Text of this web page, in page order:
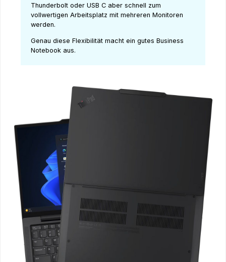
Thunderbolt oder USB C aber schnell zum
vollwertigen Arbeitsplatz mit mehreren Monitoren
werden.
Genau diese Flexibilität macht ein gutes Business
Notebook aus.